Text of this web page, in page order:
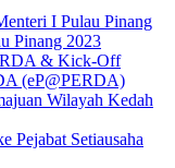
I Pulau Pinang
Pinang 2023
& Kick-Off
(eP@PERDA)
Wilayah Kedah
Pejabat Setiausaha